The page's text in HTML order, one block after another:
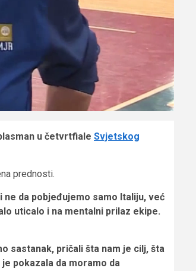
u četvrtfiale Svjetskog
prednosti.
da pobjeđujemo samo Italiju, već
uticalo i na mentalni prilaz ekipe.
sastanak, pričali šta nam je cilj, šta
pokazala da moramo da